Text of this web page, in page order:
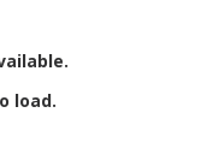
load.